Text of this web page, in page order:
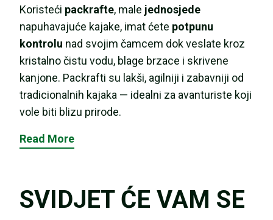
Koristeći packrafte, male jednosjede
napuhavajuće kajake, imat ćete potpunu
kontrolu nad svojim čamcem dok veslate kroz
kristalno čistu vodu, blage brzace i skrivene
kanjone. Packrafti su lakši, agilniji i zabavniji od
tradicionalnih kajaka — idealni za avanturiste koji
vole biti blizu prirode.
Read More
SVIDJET ĆE VAM SE